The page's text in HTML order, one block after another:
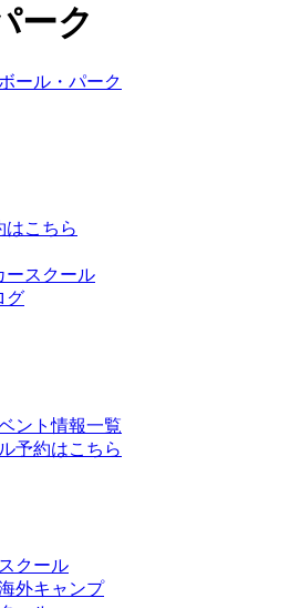
ーク
はこちら
ースクール
グ
ント情報一覧
予約はこちら
クール
外キャンプ